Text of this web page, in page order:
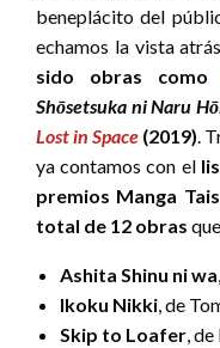
beneplácito del
echamos la vista atrás
sido obras como
Shōsetsuka ni Naru
Lost in Space (2019).
ya contamos con el
premios Manga
total de 12 obras
Ashita Shinu ni wa
Ikoku Nikki, de
Skip to Loafer,